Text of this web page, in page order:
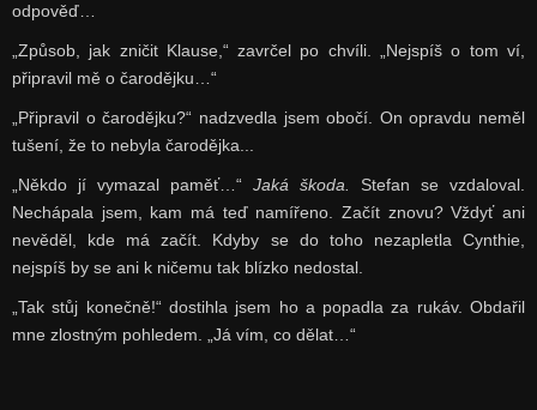
odpověď…
„Způsob, jak zničit Klause,“ zavrčel po chvíli. „Nejspíš o tom ví,
připravil mě o čarodějku…“
„Připravil o čarodějku?“ nadzvedla jsem obočí. On opravdu neměl
tušení, že to nebyla čarodějka...
„Někdo jí vymazal paměť…“ Jaká škoda.
Stefan se vzdaloval.
Nechápala jsem, kam má teď namířeno. Začít znovu? Vždyť ani
nevěděl, kde má začít. Kdyby se do toho nezapletla Cynthie,
nejspíš by se ani k ničemu tak blízko nedostal.
„Tak stůj konečně!“ dostihla jsem ho a popadla za rukáv. Obdařil
mne zlostným pohledem. „Já vím, co dělat…“